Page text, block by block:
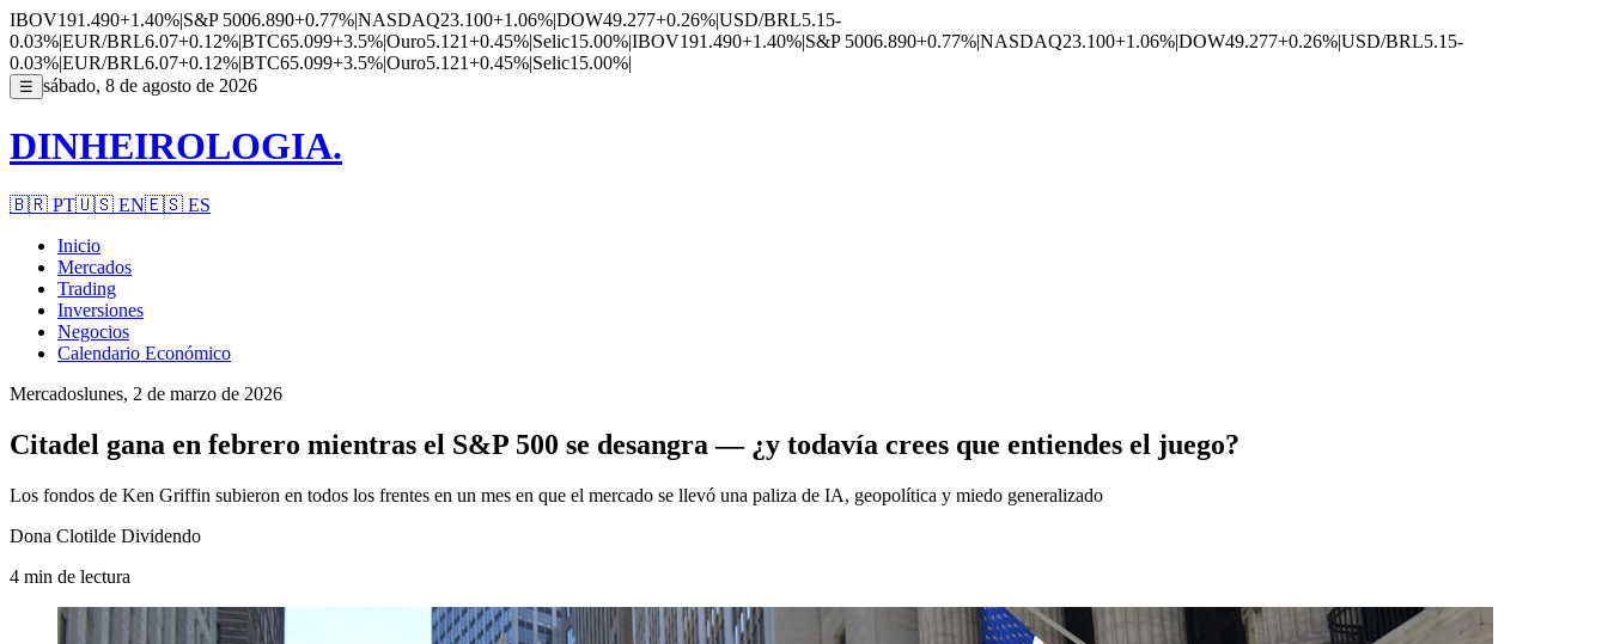
IBOV191.490+1.40%|S&P 5006.890+0.77%|NASDAQ23.100+1.06%|DOW49.277+0.26%|USD/BRL5.15-
0.03%|EUR/BRL6.07+0.12%|BTC65.099+3.5%|Ouro5.121+0.45%|Selic15.00%|IBOV191.490+1.40%|S&P 5006.890+0.77%|NASDAQ23.100+1.06%|DOW49.277+0.26%|USD/BRL5.15-
0.03%|EUR/BRL6.07+0.12%|BTC65.099+3.5%|Ouro5.121+0.45%|Selic15.00%|
☰ sábado, 8 de agosto de 2026
DINHEIROLOGIA.
🇧🇷 PT🇺🇸 EN🇪🇸 ES
Inicio
Mercados
Trading
Inversiones
Negocios
Calendario Económico
Mercadoslunes, 2 de marzo de 2026
Citadel gana en febrero mientras el S&P 500 se desangra — ¿y todavía crees que entiendes el juego?
Los fondos de Ken Griffin subieron en todos los frentes en un mes en que el mercado se llevó una paliza de IA, geopolítica y miedo generalizado
Dona Clotilde Dividendo
4 min de lectura